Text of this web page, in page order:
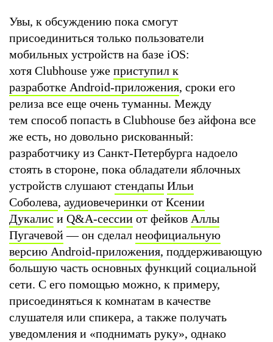
Увы, к обсуждению пока смогут
присоединиться только пользователи
мобильных устройств на базе iOS:
хотя Clubhouse уже приступил к
разработке Android-приложения, сроки его
релиза все еще очень туманны. Между
тем способ попасть в Clubhouse без айфона все
же есть, но довольно рискованный:
разработчику из Санкт-Петербурга надоело
стоять в стороне, пока обладатели яблочных
устройств слушают стендапы Ильи
Соболева, аудиовечеринки от Ксении
Дукалис и Q&A-сессии от фейков Аллы
Пугачевой— он сделал неофициальную
версию Android-приложения, поддерживающую
большую часть основных функций социальной
сети. С его помощью можно, к примеру,
присоединяться к комнатам в качестве
слушателя или спикера, а также получать
уведомления и «поднимать руку», однако